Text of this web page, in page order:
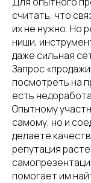
считать, что
их не нужно. Но
ниши,
даже сильная
Запрос
посмотреть на
есть
Опытному
самому, но и
делаете
репутация
помогает им